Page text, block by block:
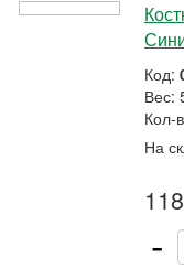
Код:
Вес:
Кол-
На
-